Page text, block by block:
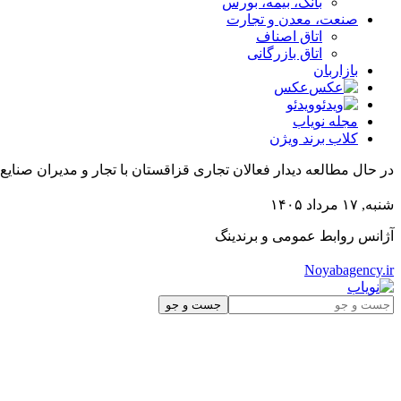
صنعت، معدن و تجارت
اتاق اصناف
اتاق بازرگانی
بازاربان
عکس
ویدئو
مجله نویاب
کلاب برند ویژن
در حال مطالعه دیدار فعالان تجاری قزاقستان با تجار و مدیران
شنبه, ۱۷ مرداد ۱۴۰۵
آژانس روابط عمومی و برندینگ
Noyabagency.ir